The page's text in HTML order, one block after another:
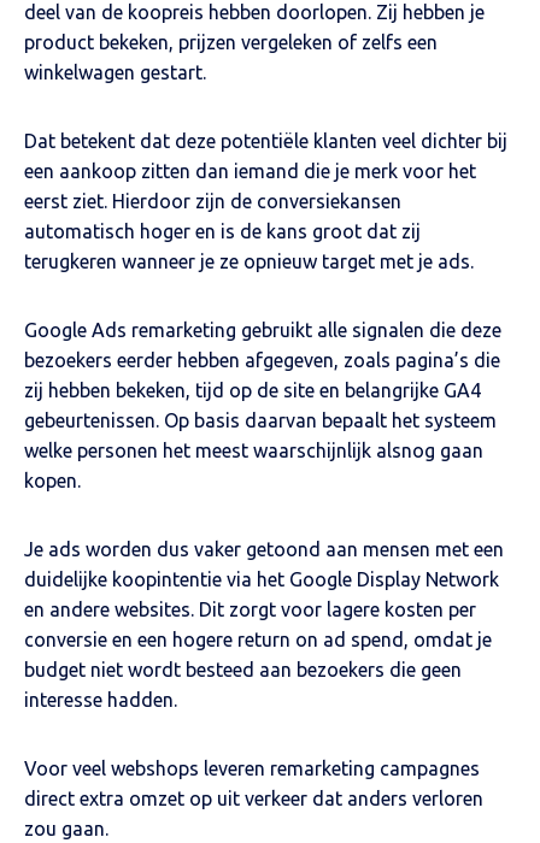
deel van de koopreis hebben doorlopen. Zij hebben je
product bekeken, prijzen vergeleken of zelfs een
winkelwagen gestart.
Dat betekent dat deze potentiële klanten veel dichter bij
een aankoop zitten dan iemand die je merk voor het
eerst ziet. Hierdoor zijn de conversiekansen
automatisch hoger en is de kans groot dat zij
terugkeren wanneer je ze opnieuw target met je ads.
Google Ads remarketing gebruikt alle signalen die deze
bezoekers eerder hebben afgegeven, zoals pagina’s die
zij hebben bekeken, tijd op de site en belangrijke GA4
gebeurtenissen. Op basis daarvan bepaalt het systeem
welke personen het meest waarschijnlijk alsnog gaan
kopen.
Je ads worden dus vaker getoond aan mensen met een
duidelijke koopintentie via het Google Display Network
en andere websites. Dit zorgt voor lagere kosten per
conversie en een hogere return on ad spend, omdat je
budget niet wordt besteed aan bezoekers die geen
interesse hadden.
Voor veel webshops leveren remarketing campagnes
direct extra omzet op uit verkeer dat anders verloren
zou gaan.